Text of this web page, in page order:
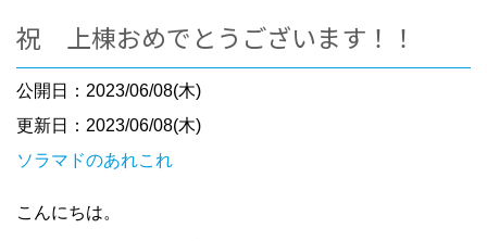
祝 上棟おめでとうございます！！
公開日：2023/06/08(木)
更新日：2023/06/08(木)
ソラマドのあれこれ
こんにちは。